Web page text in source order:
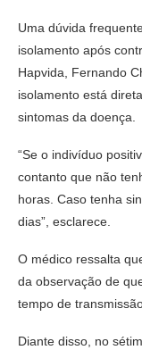
Uma dúvida
isolamento após
Hapvida, Fernando
isolamento está
sintomas da doença.
“Se o indivíduo
contanto que não
horas. Caso tenha
dias”, esclarece.
O médico ressalta
da observação de
tempo de
Diante disso, no